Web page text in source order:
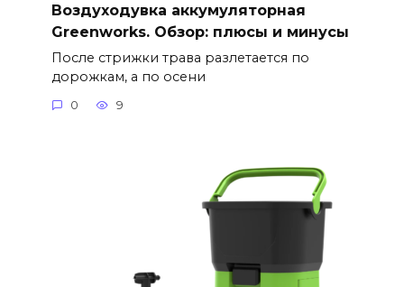
Воздуходувка аккумуляторная
Greenworks. Обзор: плюсы и минусы
После стрижки трава разлетается по
дорожкам, а по осени
0 9